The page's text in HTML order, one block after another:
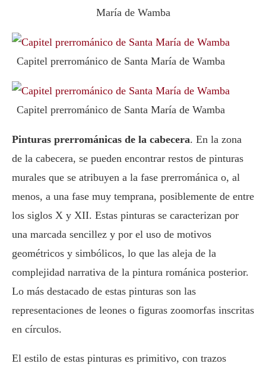
María de Wamba
Capitel prerrománico de Santa María de Wamba
Capitel prerrománico de Santa María de Wamba
Pinturas prerrománicas de la cabecera. En la zona
de la cabecera, se pueden encontrar restos de pinturas
murales que se atribuyen a la fase prerrománica o, al
menos, a una fase muy temprana, posiblemente de entre
los siglos X y XII. Estas pinturas se caracterizan por
una marcada sencillez y por el uso de motivos
geométricos y simbólicos, lo que las aleja de la
complejidad narrativa de la pintura románica posterior.
Lo más destacado de estas pinturas son las
representaciones de leones o figuras zoomorfas inscritas
en círculos.
El estilo de estas pinturas es primitivo, con trazos